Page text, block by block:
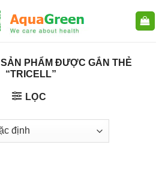
SẢN PHẨM ĐƯỢC GẮN THẺ
“TRICELL”
LỌC